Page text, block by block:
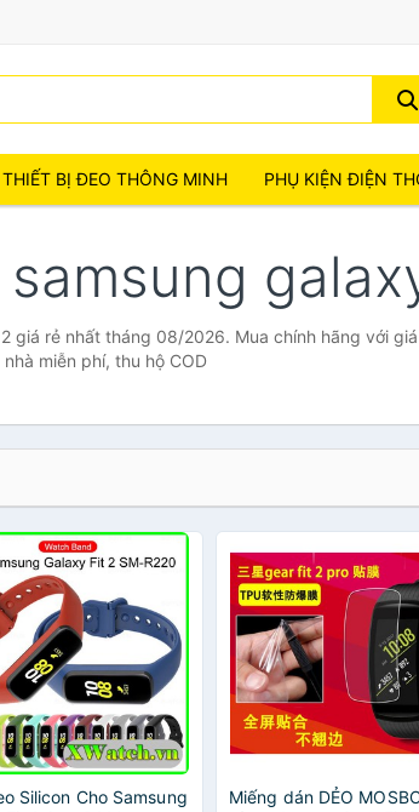
THIẾT BỊ ĐEO THÔNG MINH PHỤ KIỆN ĐIỆN
giá rẻ nhất tháng 08/2026. Mua chính hãng với
miễn phí, thu hộ COD
Silicon Cho Samsung
Miếng dán DẺO